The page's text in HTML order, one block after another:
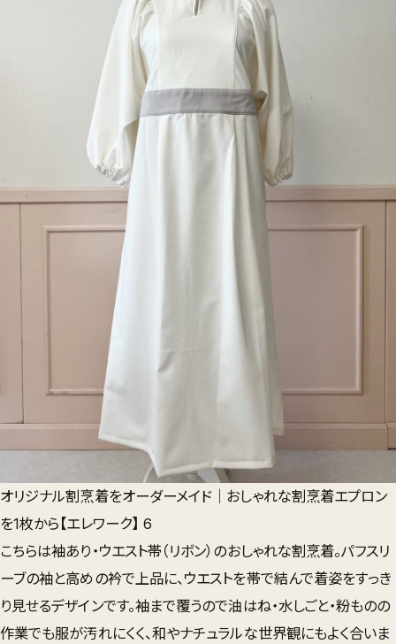
オリジナル割烹着をオーダーメイド｜おしゃれな割烹着エプロン
を1枚から【エレワーク】 6
こちらは袖あり・ウエスト帯（リボン）のおしゃれな割烹着。パフスリ
ーブの袖と高めの衿で上品に、ウエストを帯で結んで着姿をすっき
り見せるデザインです。袖まで覆うので油はね・水しごと・粉ものの
作業でも服が汚れにくく、和やナチュラルな世界観にもよく合いま